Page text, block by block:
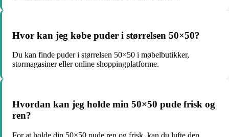
Hvor kan jeg købe puder i størrelsen 50×50?
Du kan finde puder i størrelsen 50×50 i møbelbutikker,
stormagasiner eller online shoppingplatforme.
Hvordan kan jeg holde min 50×50 pude frisk og
ren?
For at holde din 50×50 pude ren og frisk, kan du lufte den